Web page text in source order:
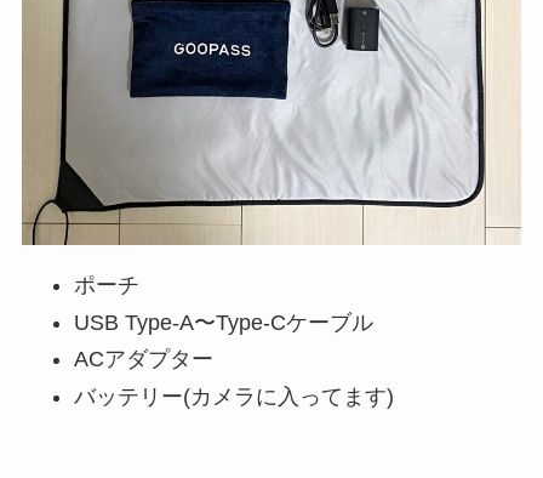
ポーチ
USB Type-A〜Type-Cケーブル
ACアダプター
バッテリー(カメラに入ってます)